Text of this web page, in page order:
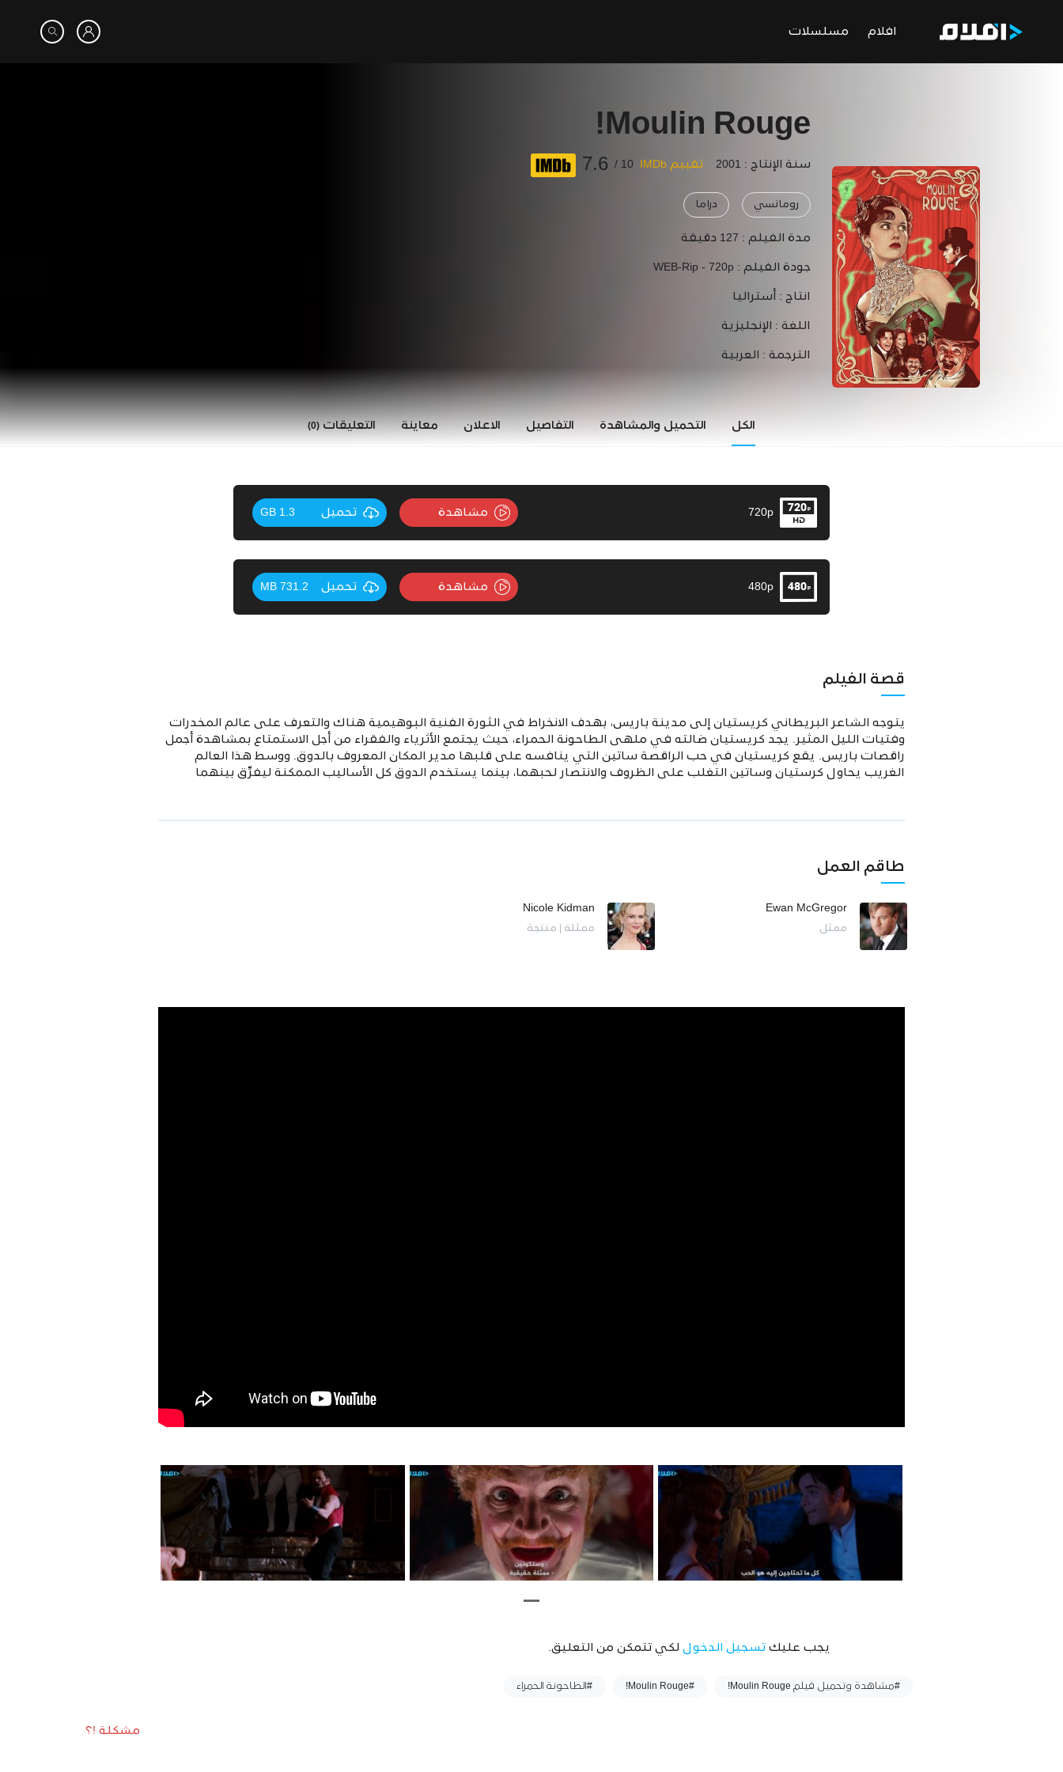
افلام مسلسلات
Moulin Rouge!
سنة الإنتاج : 2001 تقييم IMDb 10 /
7.6
رومانسي دراما
مدة الفيلم : 127 دقيقة
جودة الفيلم : WEB-Rip - 720p
انتاج : أستراليا
اللغة : الإنجليزية
الترجمة : العربية
الكل التحميل والمشاهدة التفاصيل الاعلان معاينة التعليقات (0)
720p مشاهدة تحميل 1.3 GB
480p مشاهدة تحميل 731.2 MB
قصة الفيلم
يتوجه الشاعر البريطاني كريستيان إلى مدينة باريس، بهدف الانخراط في الثورة الفنية البوهيمية هناك والتعرف على عالم المخدرات
وفتيات الليل المثير. يجد كريستيان ضالته في ملهى الطاحونة الحمراء، حيث يجتمع الأثرياء والفقراء من أجل الاستمتاع بمشاهدة أجمل
راقصات باريس. يقع كريستيان في حب الراقصة ساتين التي ينافسه على قلبها مدير المكان المعروف بالدوق. ووسط هذا العالم
الغريب يحاول كرستيان وساتين التغلب على الظروف والانتصار لحبهما، بينما يستخدم الدوق كل الأساليب الممكنة ليفرِّق بينهما
طاقم العمل
Ewan McGregor
ممثل
Nicole Kidman
ممثلة | منتجة
يجب عليك تسجيل الدخول لكي تتمكن من التعليق.
#مشاهدة وتحميل فيلم Moulin Rouge! #Moulin Rouge! #الطاحونة الحمراء
مشكلة !؟